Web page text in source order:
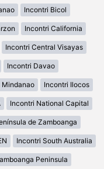
Incontri Bicol
Incontri California
Incontri Central Visayas
Incontri Davao
Mindanao Incontri Ilocos
Incontri National Capital
de Zamboanga
Incontri South Australia
Peninsula